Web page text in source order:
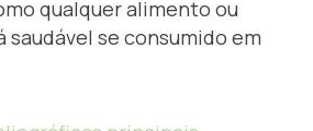
qualquer alimento ou
saudável se consumido em